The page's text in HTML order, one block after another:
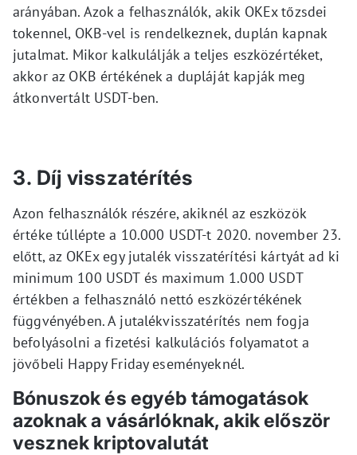
arányában. Azok a felhasználók, akik OKEx tőzsdei
tokennel, OKB-vel is rendelkeznek, duplán kapnak
jutalmat. Mikor kalkulálják a teljes eszközértéket,
akkor az OKB értékének a dupláját kapják meg
átkonvertált USDT-ben.
3. Díj visszatérítés
Azon felhasználók részére, akiknél az eszközök
értéke túllépte a 10.000 USDT-t 2020. november 23.
előtt, az OKEx egy jutalék visszatérítési kártyát ad ki
minimum 100 USDT és maximum 1.000 USDT
értékben a felhasználó nettó eszközértékének
függvényében. A jutalékvisszatérítés nem fogja
befolyásolni a fizetési kalkulációs folyamatot a
jövőbeli Happy Friday eseményeknél.
Bónuszok és egyéb támogatások
azoknak a vásárlóknak, akik először
vesznek kriptovalutát